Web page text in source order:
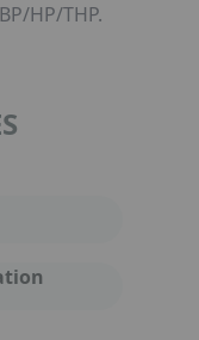
HP/THP.